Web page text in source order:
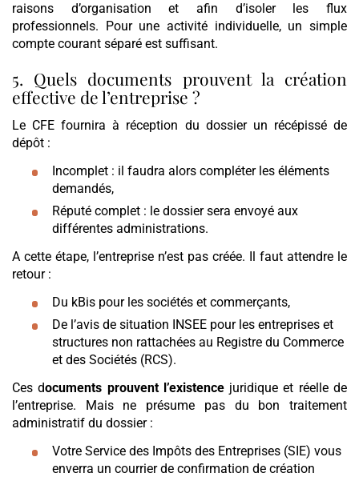
raisons d’organisation et afin d’isoler les flux
professionnels. Pour une activité individuelle, un simple
compte courant séparé est suffisant.
5. Quels documents prouvent la création
effective de l’entreprise ?
Le CFE fournira à réception du dossier un récépissé de
dépôt :
Incomplet : il faudra alors compléter les éléments
demandés,
Réputé complet : le dossier sera envoyé aux
différentes administrations.
A cette étape, l’entreprise n’est pas créée. Il faut attendre le
retour :
Du kBis pour les sociétés et commerçants,
De l’avis de situation INSEE pour les entreprises et
structures non rattachées au Registre du Commerce
et des Sociétés (RCS).
Ces documents prouvent l’existencejuridique et réelle de
l’entreprise. Mais ne présume pas du bon traitement
administratif du dossier :
Votre Service des Impôts des Entreprises (SIE) vous
enverra un courrier de confirmation de création